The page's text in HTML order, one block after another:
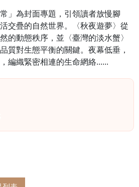
」為封面專題，引領讀者放慢腳
交疊的自然世界。〈秋夜遊夢〉從
的動態秩序，並〈臺灣的淡水蟹〉
質對生態平衡的關鍵。夜幕低垂，
編織緊密相連的生命網絡......